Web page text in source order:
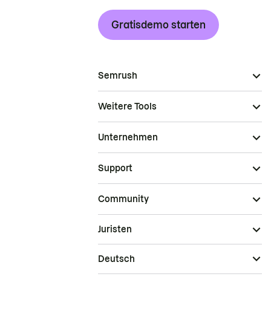
Gratisdemo starten
Semrush
Weitere Tools
Unternehmen
Support
Community
Juristen
Deutsch